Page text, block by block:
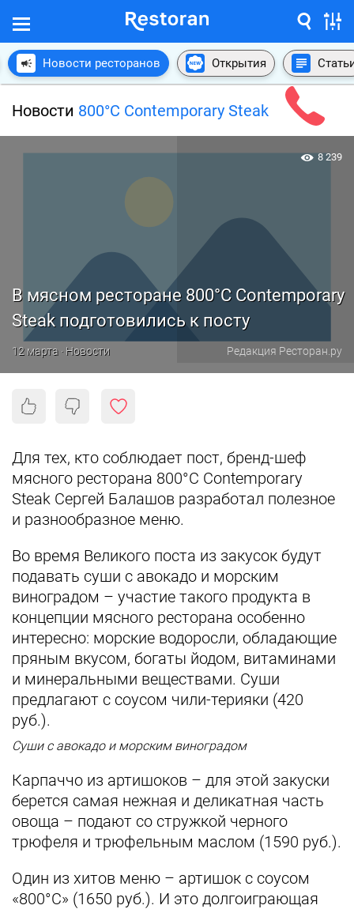
Новости ресторанов Открытия
Новости 800°С Contemporary Steak
В мясном ресторане 800°С Contemporary
Steak подготовились к посту
12 марта · Новости Редакция Ресторан.ру
8 239
Для тех, кто соблюдает пост, бренд-шеф
мясного ресторана 800°С Contemporary
Steak Сергей Балашов разработал полезное
и разнообразное меню.
Во время Великого поста из закусок будут
подавать суши с авокадо и морским
виноградом – участие такого продукта в
концепции мясного ресторана особенно
интересно: морские водоросли, обладающие
пряным вкусом, богаты йодом, витаминами
и минеральными веществами. Суши
предлагают с соусом чили-терияки (420
руб.).
Суши с авокадо и морским виноградом
Карпаччо из артишоков – для этой закуски
берется самая нежная и деликатная часть
овоща – подают со стружкой черного
трюфеля и трюфельным маслом (1590 руб.).
Один из хитов меню – артишок с соусом
«800°С» (1650 руб.). И это долгоиграющая